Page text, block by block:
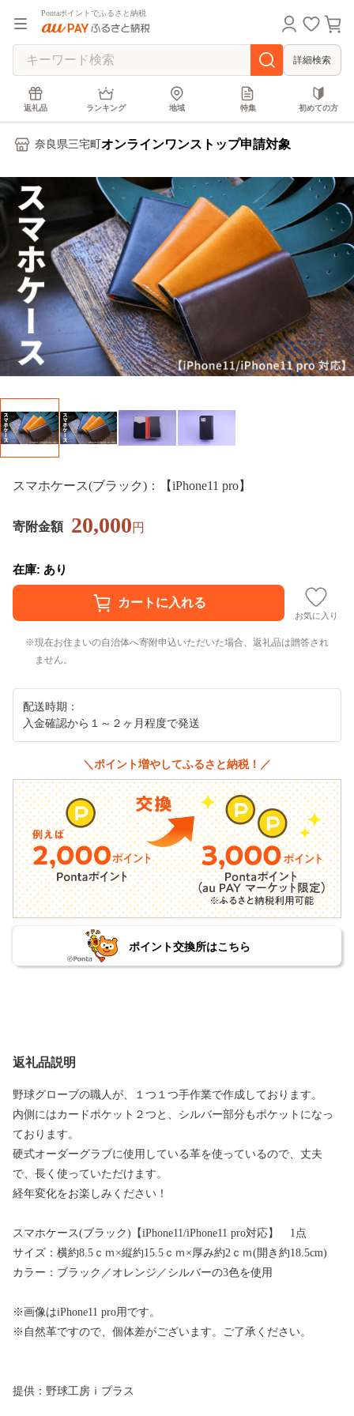
Pontaポイントでふるさと納税
詳細検索
返礼品 ランキング 地域 特集 初めての方
奈良県三宅町 オンラインワンストップ申請対象
スマホケース(ブラック)：【iPhone11 pro】
寄附金額 20,000円
在庫: あり
お気に入り
現在お住まいの自治体へ寄附申込いただいた場合、返礼品は贈答され
ません。
配送時期：
入金確認から１～２ヶ月程度で発送
＼ポイント増やしてふるさと納税！／
ポイント交換所はこちら
返礼品説明
野球グローブの職人が、１つ１つ手作業で作成しております。
内側にはカードポケット２つと、シルバー部分もポケットになっ
ております。
硬式オーダーグラブに使用している革を使っているので、丈夫
で、長く使っていただけます。
経年変化をお楽しみください！
スマホケース(ブラック)【iPhone11/iPhone11 pro対応】 1点
サイズ：横約8.5ｃｍ×縦約15.5ｃｍ×厚み約2ｃｍ(開き約18.5cm)
カラー：ブラック／オレンジ／シルバーの3色を使用
※画像はiPhone11 pro用です。
※自然革ですので、個体差がございます。ご了承ください。
提供：野球工房ｉプラス